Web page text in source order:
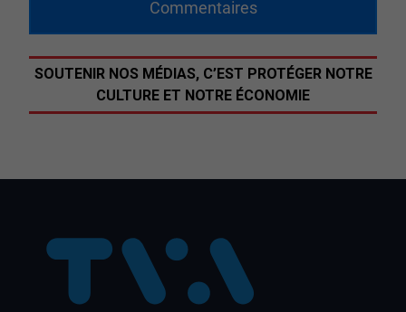
Commentaires
SOUTENIR NOS MÉDIAS, C’EST PROTÉGER NOTRE
CULTURE ET NOTRE ÉCONOMIE